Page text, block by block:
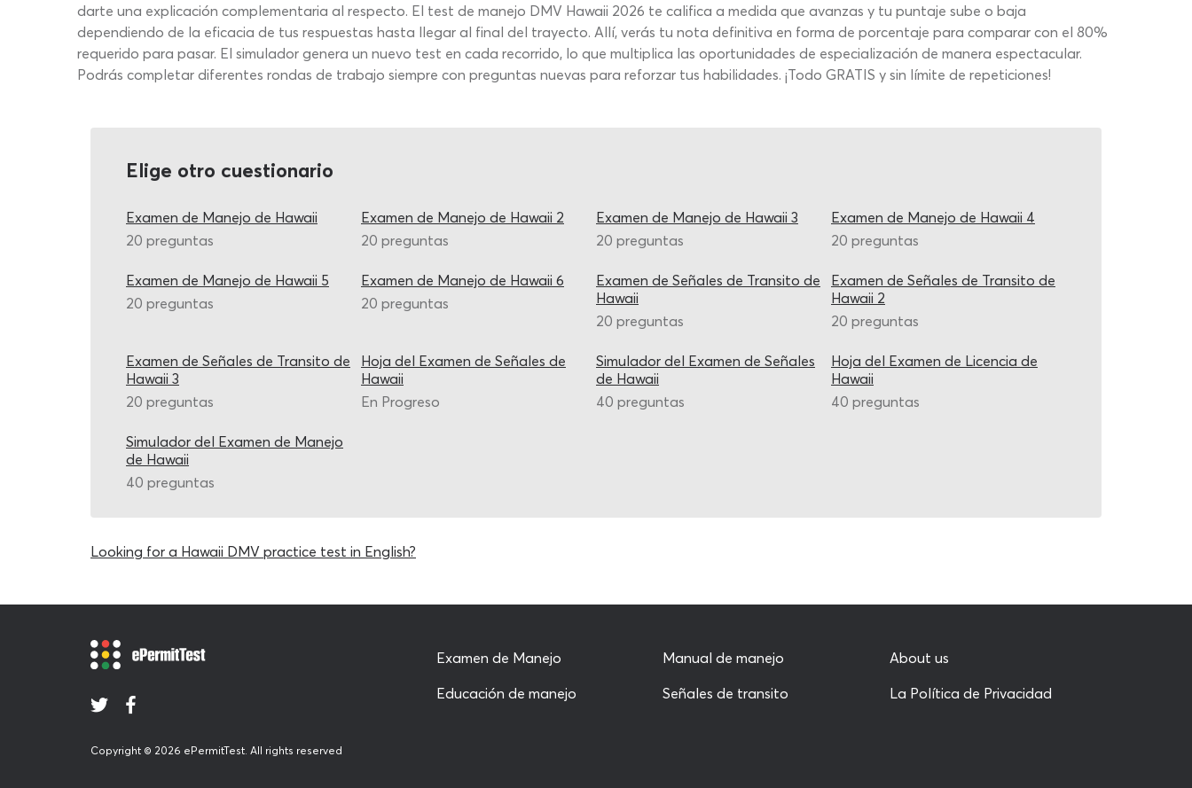
darte una explicación complementaria al respecto. El test de manejo DMV Hawaii 2026 te califica a medida que avanzas y tu puntaje sube o baja
dependiendo de la eficacia de tus respuestas hasta llegar al final del trayecto. Allí, verás tu nota definitiva en forma de porcentaje para comparar con el 80%
requerido para pasar. El simulador genera un nuevo test en cada recorrido, lo que multiplica las oportunidades de especialización de manera espectacular.
Podrás completar diferentes rondas de trabajo siempre con preguntas nuevas para reforzar tus habilidades. ¡Todo GRATIS y sin límite de repeticiones!
Elige otro cuestionario
Examen de Manejo de Hawaii
20 preguntas
Examen de Manejo de Hawaii 2
20 preguntas
Examen de Manejo de Hawaii 3
20 preguntas
Examen de Manejo de Hawaii 4
20 preguntas
Examen de Manejo de Hawaii 5
20 preguntas
Examen de Manejo de Hawaii 6
20 preguntas
Examen de Señales de Transito de
Hawaii
20 preguntas
Examen de Señales de Transito de
Hawaii 2
20 preguntas
Examen de Señales de Transito de
Hawaii 3
20 preguntas
Hoja del Examen de Señales de
Hawaii
En Progreso
Simulador del Examen de Señales
de Hawaii
40 preguntas
Hoja del Examen de Licencia de
Hawaii
40 preguntas
Simulador del Examen de Manejo
de Hawaii
40 preguntas
Looking for a Hawaii DMV practice test in English?
Copyright © 2026 ePermitTest. All rights reserved
Examen de Manejo
Educación de manejo
Manual de manejo
Señales de transito
About us
La Política de Privacidad